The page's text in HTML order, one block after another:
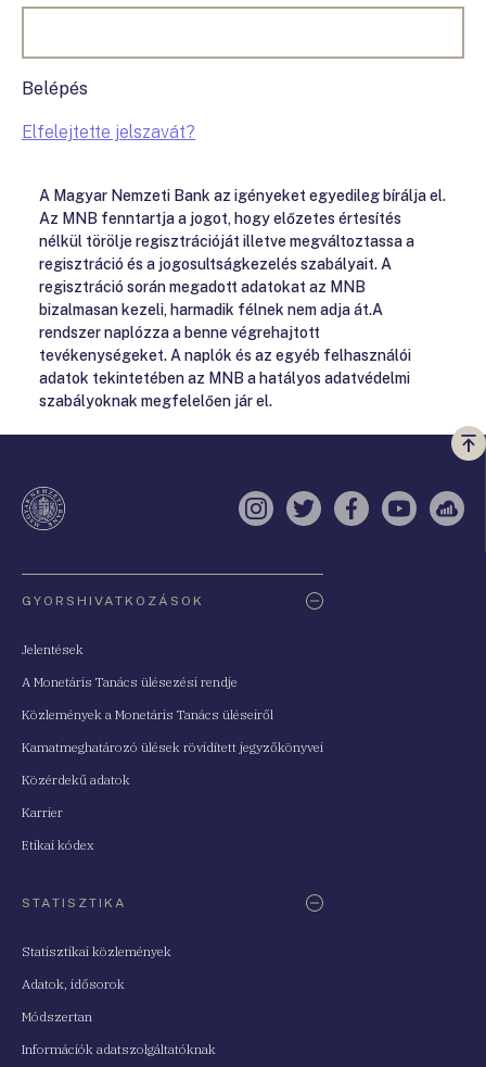
Belépés
Elfelejtette jelszavát?
A Magyar Nemzeti Bank az igényeket egyedileg bírálja el.
Az MNB fenntartja a jogot, hogy előzetes értesítés
nélkül törölje regisztrációját illetve megváltoztassa a
regisztráció és a jogosultságkezelés szabályait. A
regisztráció során megadott adatokat az MNB
bizalmasan kezeli, harmadik félnek nem adja át.A
rendszer naplózza a benne végrehajtott
tevékenységeket. A naplók és az egyéb felhasználói
adatok tekintetében az MNB a hatályos adatvédelmi
szabályoknak megfelelően jár el.
a
Instagram
TwitterFacebook
YouTube
GYORSHIVATKOZÁSOK
Jelentések
A Monetáris Tanács ülésezési rendje
Közlemények a Monetáris Tanács üléseiről
Kamatmeghatározó ülések rövidített jegyzőkönyvei
Közérdekű adatok
Karrier
Etikai kódex
STATISZTIKA
Statisztikai közlemények
Adatok, idősorok
Módszertan
Információk adatszolgáltatóknak